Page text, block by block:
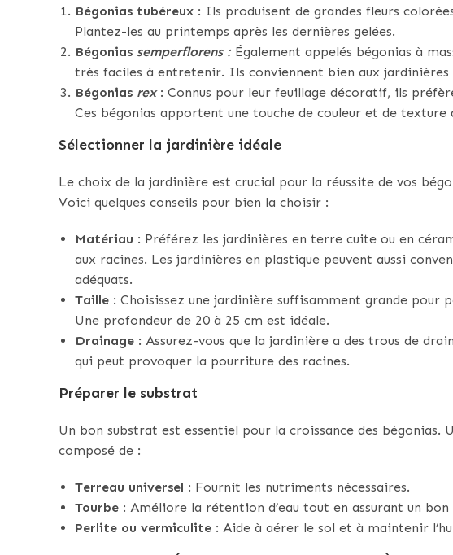
Bégonias tubéreux : Ils produisent de grandes fleurs
Plantez-les au printemps après les dernières gelées.
Bégonias semperflorens:Également appelés bégonias à
très faciles à entretenir. Ils conviennent bien aux jardinières
Bégonias rex : Connus pour leur feuillage décoratif, ils
Ces bégonias apportent une touche de couleur et de texture
Sélectionner la jardinière idéale
Le choix de la jardinière est crucial pour la réussite de vos
Voici quelques conseils pour bien la choisir :
Matériau : Préférez les jardinières en terre cuite ou en
aux racines. Les jardinières en plastique peuvent aussi
adéquats.
Taille : Choisissez une jardinière suffisamment grande pour
Une profondeur de 20 à 25 cm est idéale.
Drainage : Assurez-vous que la jardinière a des trous de
qui peut provoquer la pourriture des racines.
Préparer le substrat
Un bon substrat est essentiel pour la croissance des
composé de :
Terreau universel : Fournit les nutriments nécessaires.
Tourbe : Améliore la rétention d’eau tout en assurant un bon
Perlite ou vermiculite : Aide à aérer le sol et à maintenir